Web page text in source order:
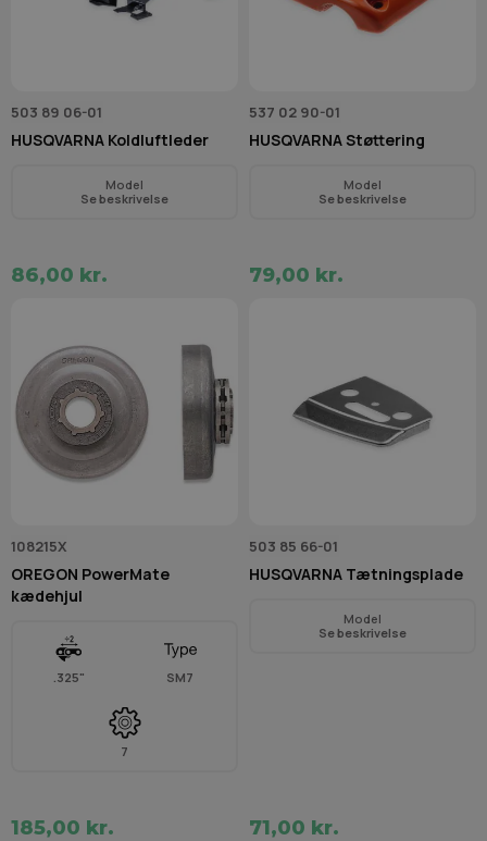
503 89 06-01
HUSQVARNA Koldluftleder
Model
Se beskrivelse
86,00 kr.
537 02 90-01
HUSQVARNA Støttering
Model
Se beskrivelse
79,00 kr.
108215X
OREGON PowerMate
kædehjul
.325" SM7
7
185,00 kr.
503 85 66-01
HUSQVARNA Tætningsplade
Model
Se beskrivelse
71,00 kr.